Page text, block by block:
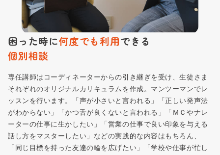
困った時に何度でも利用できる
個別相談
専任講師はコーディネーターからの引き継ぎを受け、生徒さま
それぞれのオリジナルカリキュラムを作成。マンツーマンでレ
ッスンを行います。「声が小さいと言われる」「正しい発声法
がわからない」「かつ舌が良くないと言われる」「ＭＣやナレ
ーターの仕事に生かしたい」「営業の仕事で良い印象を与える
話し方をマスターしたい」などの実践的な内容はもちろん、
「同じ目標を持った友達の輪を広げたい」「学校や仕事が忙し